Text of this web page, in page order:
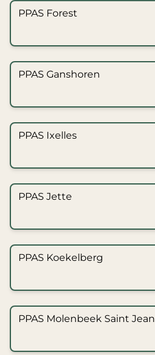
PPAS Forest
PPAS Ganshoren
PPAS Ixelles
PPAS Jette
PPAS Koekelberg
PPAS Molenbeek Saint Jean